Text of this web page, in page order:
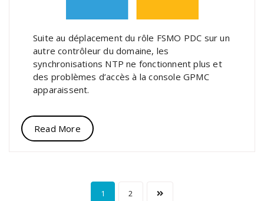
Suite au déplacement du rôle FSMO PDC sur un
autre contrôleur du domaine, les
synchronisations NTP ne fonctionnent plus et
des problèmes d’accès à la console GPMC
apparaissent.
Read More
1 2